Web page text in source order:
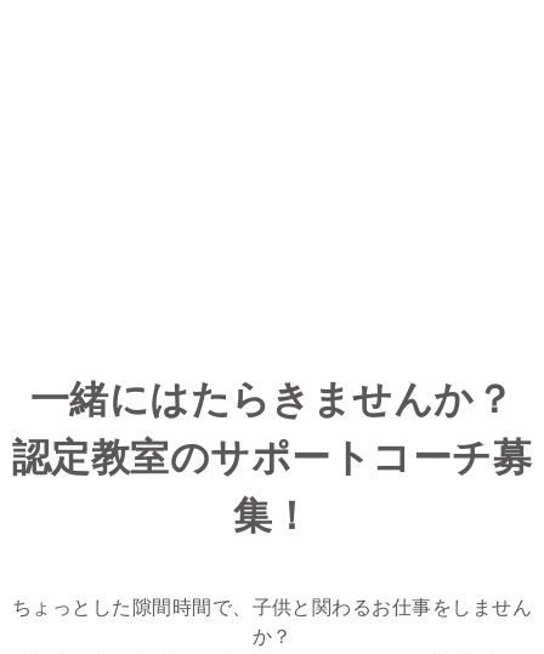
一緒にはたらきませんか？
認定教室のサポートコーチ募
集！
ちょっとした隙間時間で、子供と関わるお仕事をしません
か？